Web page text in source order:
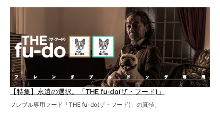
【特集】永遠の選択。「THE fu-do(ザ・フード)」
フレブル専用フード「THE fu-do(ザ・フード)」の真髄。